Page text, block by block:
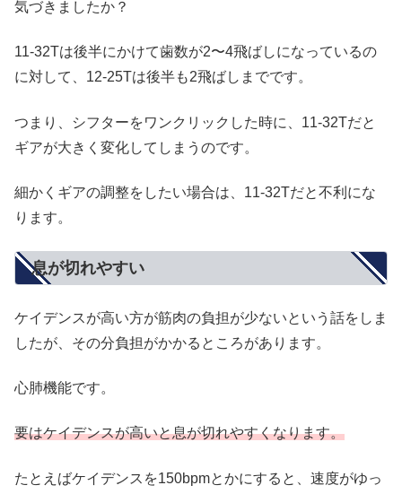
気づきましたか？
11-32Tは後半にかけて歯数が2〜4飛ばしになっているの
に対して、12-25Tは後半も2飛ばしまでです。
つまり、シフターをワンクリックした時に、11-32Tだと
ギアが大きく変化してしまうのです。
細かくギアの調整をしたい場合は、11-32Tだと不利にな
ります。
息が切れやすい
ケイデンスが高い方が筋肉の負担が少ないという話をしま
したが、その分負担がかかるところがあります。
心肺機能です。
要はケイデンスが高いと息が切れやすくなります。
たとえばケイデンスを150bpmとかにすると、速度がゆっ